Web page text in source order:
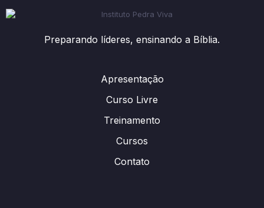
Preparando líderes, ensinando a Bíblia.
Apresentação
Curso Livre
Treinamento
Cursos
Contato